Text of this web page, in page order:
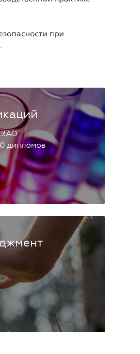
при
ЗАО
дипломов